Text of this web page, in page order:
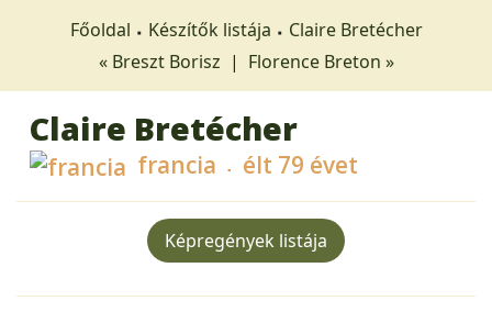
Főoldal Készítők listája
Claire Bretécher
« Breszt Borisz | Florence Breton »
Claire Bretécher
francia élt 79 évet
Képregények listája